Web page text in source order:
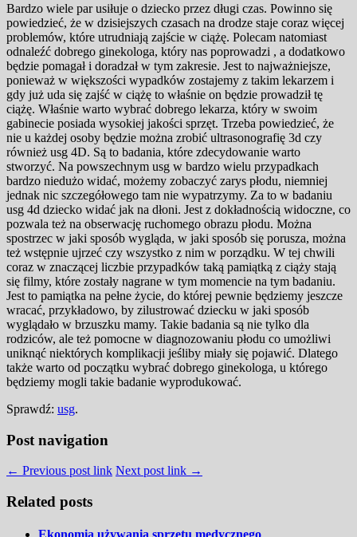
Bardzo wiele par usiłuje o dziecko przez długi czas. Powinno się
powiedzieć, że w dzisiejszych czasach na drodze staje coraz więcej
problemów, które utrudniają zajście w ciążę. Polecam natomiast
odnaleźć dobrego ginekologa, który nas poprowadzi , a dodatkowo
będzie pomagał i doradzał w tym zakresie. Jest to najważniejsze,
ponieważ w większości wypadków zostajemy z takim lekarzem i
gdy już uda się zajść w ciążę to właśnie on będzie prowadził tę
ciążę. Właśnie warto wybrać dobrego lekarza, który w swoim
gabinecie posiada wysokiej jakości sprzęt. Trzeba powiedzieć, że
nie u każdej osoby będzie można zrobić ultrasonografię 3d czy
również usg 4D. Są to badania, które zdecydowanie warto
stworzyć. Na powszechnym usg w bardzo wielu przypadkach
bardzo niedużo widać, możemy zobaczyć zarys płodu, niemniej
jednak nic szczegółowego tam nie wypatrzymy. Za to w badaniu
usg 4d dziecko widać jak na dłoni. Jest z dokładnością widoczne, co
pozwala też na obserwację ruchomego obrazu płodu. Można
spostrzec w jaki sposób wygląda, w jaki sposób się porusza, można
też wstępnie ujrzeć czy wszystko z nim w porządku. W tej chwili
coraz w znaczącej liczbie przypadków taką pamiątką z ciąży stają
się filmy, które zostały nagrane w tym momencie na tym badaniu.
Jest to pamiątka na pełne życie, do której pewnie będziemy jeszcze
wracać, przykładowo, by zilustrować dziecku w jaki sposób
wyglądało w brzuszku mamy. Takie badania są nie tylko dla
rodziców, ale też pomocne w diagnozowaniu płodu co umożliwi
uniknąć niektórych komplikacji jeśliby miały się pojawić. Dlatego
także warto od początku wybrać dobrego ginekologa, u którego
będziemy mogli takie badanie wyprodukować.
Sprawdź: usg.
Post navigation
← Previous post link Next post link →
Related posts